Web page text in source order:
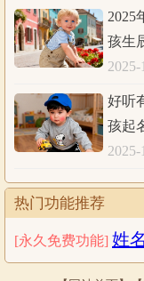
问辛、修优、曜伦
佐舟、瑞富、淼凡
鹤材、佳旎、蒙茜
祯婉、钰琦、晶莲
璐彩、若彩、姗婧
婉芙、芙艺、钰朵
曦艺、蓓珂、菲祺
迅媛、姝月、芹恬
岚迅、瑜桐、蕾熙
颖莜、慕卿、暖蔓
2025
孩生
2025-
好听
孩起
2025-
热门功能推荐
[永久免费功能] 姓